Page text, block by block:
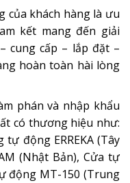
của khách hàng là ưu
kết mang đến giải
cung cấp – lắp đặt –
hoàn toàn hài lòng
phán và nhập khẩu
có thương hiệu như:
động ERREKA (Tây
(Nhật Bản), Cửa tự
động MT-150 (Trung